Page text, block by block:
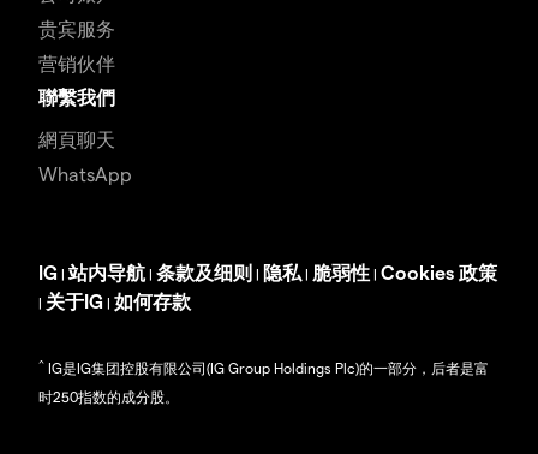
贵宾服务
营销伙伴
聯繫我們
網頁聊天
WhatsApp
IG |站内导航 | 条款及细则 | 隐私 | 脆弱性 | Cookies 政策
| 关于IG | 如何存款
^ IG是IG集团控股有限公司(IG Group Holdings Plc)的一部分，后者是富
时250指数的成分股。